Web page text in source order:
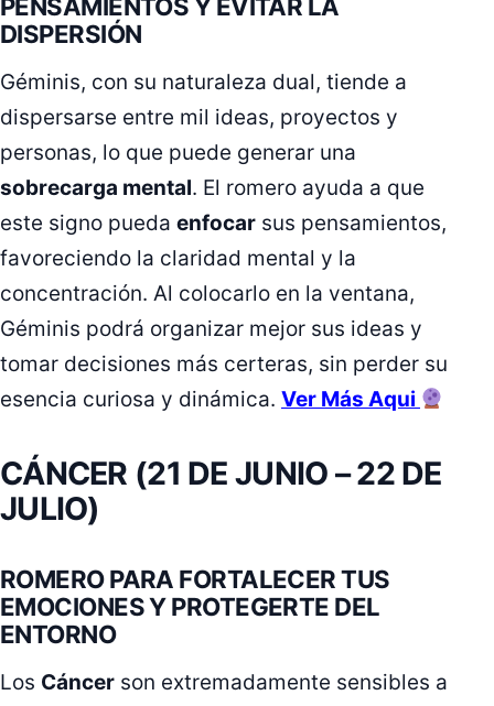
DISPERSIÓN
Géminis, con su naturaleza dual, tiende a
dispersarse entre mil ideas, proyectos y
personas, lo que puede generar una
sobrecarga mental. El romero ayuda a que
este signo pueda enfocar sus pensamientos,
favoreciendo la claridad mental y la
concentración. Al colocarlo en la ventana,
Géminis podrá organizar mejor sus ideas y
tomar decisiones más certeras, sin perder su
esencia curiosa y dinámica. Ver Más Aqui
CÁNCER (21 DE JUNIO – 22 DE
JULIO)
ROMERO PARA FORTALECER TUS
EMOCIONES Y PROTEGERTE DEL
ENTORNO
Los Cáncer son extremadamente sensibles a